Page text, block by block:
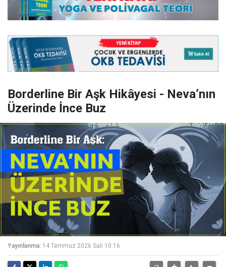
Borderline Bir Aşk Hikâyesi - Neva’nın
Üzerinde İnce Buz
Yayınlanma: 14 Temmuz 2026 Salı 10:16